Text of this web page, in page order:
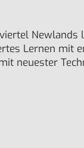
Newlands
Lernen mit
neuester